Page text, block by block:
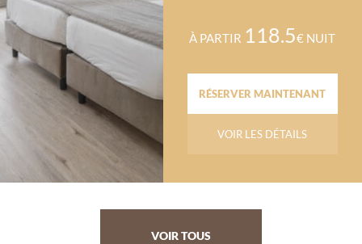
À PARTIR 118.5€ NUIT
RÉSERVER MAINTENANT
VOIR LES DÉTAILS
VOIR TOUS